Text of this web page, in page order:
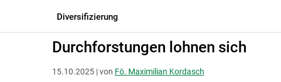
Diversifizierung
LK Niederösterreich
Durchforstungen lohnen sich
15.10.2025 | von Fö. Maximilian Kordasch